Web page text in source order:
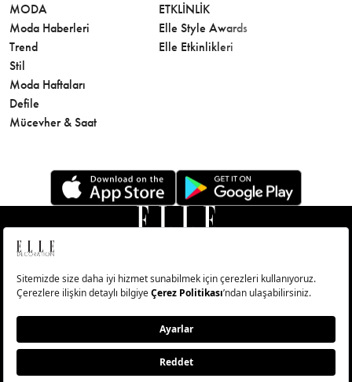
MODA
Moda Haberleri
Trend
Stil
Moda Haftaları
Defile
Mücevher & Saat
ETKLINLIK
Elle Style Awards
Elle Etkinlikleri
© Big Medya Teknoloji A.Ş. Altunizade Mahallesi Kuşbakışı
Caddesi No:27/1 Üsküdar/İstanbul
Aydınlatma Metni
Copyright © 2026 - Tüm Hakları Saklıdır.